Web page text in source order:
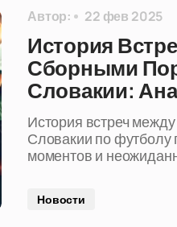
Автор: 22 фев 2025
История
Сборными
Словакии:
История встреч
Словакии по
моментов и
Новости